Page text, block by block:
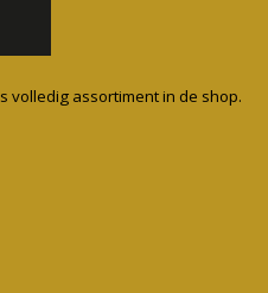
volledig assortiment in de shop.